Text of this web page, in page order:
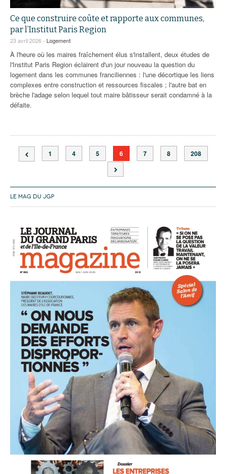
Ce que construire coûte et rapporte aux communes,
par l’Institut Paris Region
23 avril 2026 - Logement
À l'heure où les maires fraîchement élus s'installent, deux études de
l'Institut Paris Region éclairent d'un jour nouveau la question du
logement dans les communes franciliennes : l'une décortique les liens
complexes entre construction et ressources fiscales ; l'autre bat en
brèche l'adage selon lequel tout maire bâtisseur serait condamné à la
défaite.
1 4 5 6 7 8 208
LE MAG DU JGP